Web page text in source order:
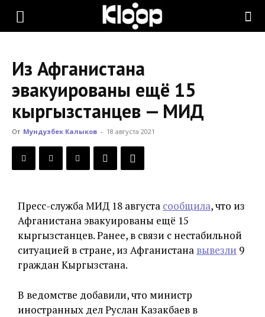
KLOOP.KG
Новости
Кыргызстана
Из Афганистана
эвакуированы ещё 15
кыргызстанцев — МИД
От Мундузбек Калыков - 18 августа 2021
Пресс-служба МИД 18 августа сообщила, что из
Афганистана эвакуированы ещё 15
кыргызстанцев. Ранее, в связи с нестабильной
ситуацией в стране, из Афганистана вывезли 9
граждан Кыргызстана.
В ведомстве добавили, что министр
иностранных дел Руслан Казакбаев в